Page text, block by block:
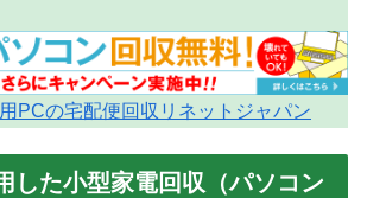
用PCの宅配便回収リネットジャパン
した小型家電回収（パソコン